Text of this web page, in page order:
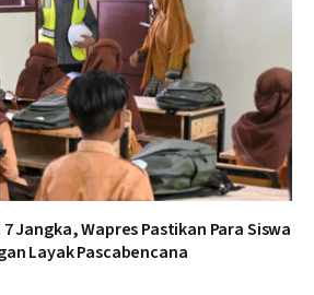
Jangka, Wapres Pastikan Para Siswa
Layak Pascabencana